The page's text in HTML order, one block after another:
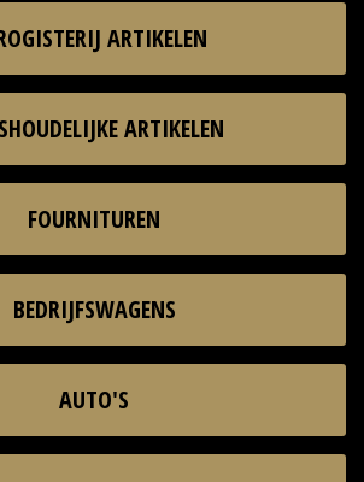
ARTIKELEN
ARTIKELEN
FOURNITUREN
BEDRIJFSWAGENS
AUTO'S